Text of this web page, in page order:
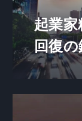
起業
回復の